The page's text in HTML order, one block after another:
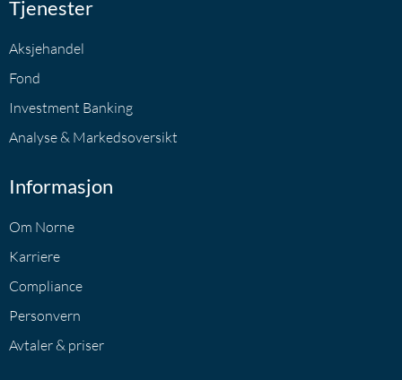
Tjenester
Aksjehandel
Fond
Investment Banking
Analyse & Markedsoversikt
Informasjon
Om Norne
Karriere
Compliance
Personvern
Avtaler & priser